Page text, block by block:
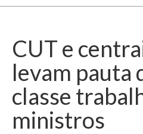
CUT e
levam pauta
classe
ministros